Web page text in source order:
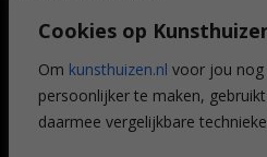
Cookies op
Om kunsthuizen.nl voor jou nog
persoonlijker te maken,
daarmee vergelijkbare
Voordelen
Veelgestelde vragen
CONTACT